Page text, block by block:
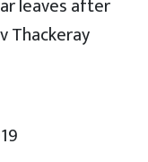
leaves after
Thackeray